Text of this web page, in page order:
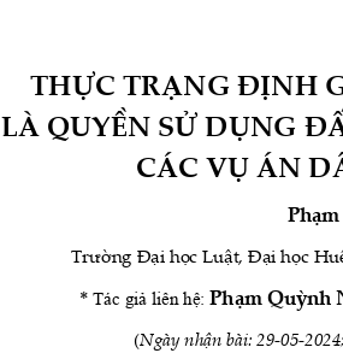
THỰC TRẠNG ĐỊNH
LÀ QUYỀN SỬ DỤNG
CÁC VỤ ÁN
Trường Đại học Luật, Đại học
* Tác giả liên hệ: Phạm Quỳnh
(Ngày nhận bài: 29-05-